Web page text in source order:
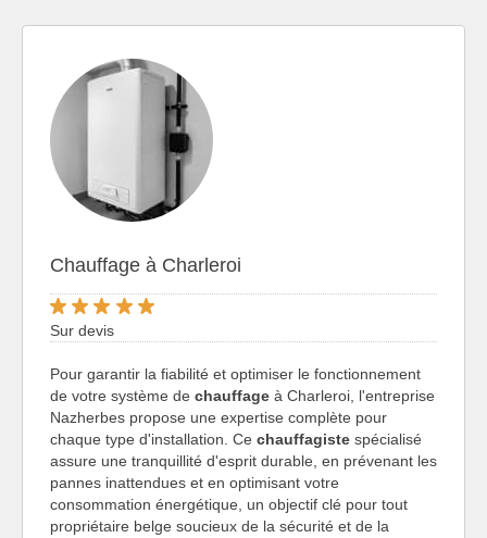
Chauffage à Charleroi
Sur devis
Pour garantir la fiabilité et optimiser le fonctionnement
de votre système de chauffage à Charleroi, l'entreprise
Nazherbes propose une expertise complète pour
chaque type d'installation. Ce chauffagiste spécialisé
assure une tranquillité d'esprit durable, en prévenant les
pannes inattendues et en optimisant votre
consommation énergétique, un objectif clé pour tout
propriétaire belge soucieux de la sécurité et de la